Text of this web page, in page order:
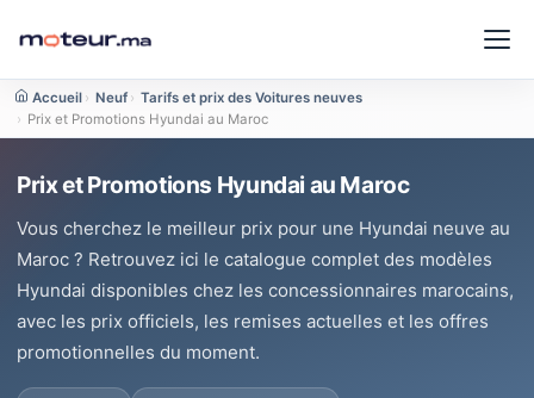
Accueil › Neuf › Tarifs et prix des Voitures neuves
› Prix et Promotions Hyundai au Maroc
Prix et Promotions Hyundai au Maroc
Vous cherchez le meilleur prix pour une Hyundai neuve au
Maroc ? Retrouvez ici le catalogue complet des modèles
Hyundai disponibles chez les concessionnaires marocains,
avec les prix officiels, les remises actuelles et les offres
promotionnelles du moment.